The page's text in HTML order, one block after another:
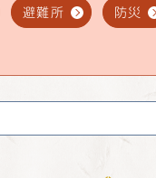
避難所 防災